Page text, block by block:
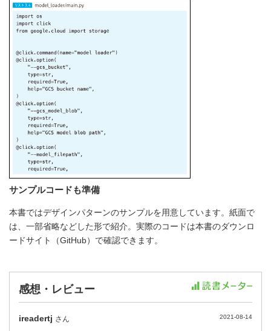
サンプルコードも準備
本書ではデザインパターンのサンプルを用意しています。紙面で
は、一部省略などした形で紹介。実際のコードは本書のダウンロ
ードサイト（GitHub）で確認できます。
感想・レビュー
ireadertj さん 2021-08-14